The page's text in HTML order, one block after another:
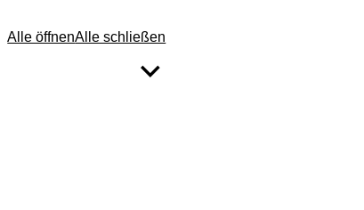
Alle öffnenAlle schließen